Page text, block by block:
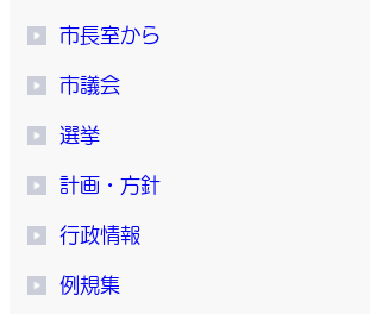
市長室から
市議会
選挙
計画・方針
行政情報
例規集